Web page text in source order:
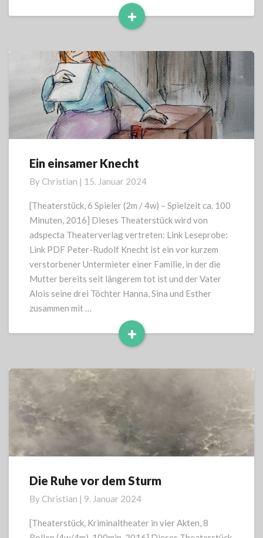
+
Read
Ein
Knecht
Ein einsamer Knecht
By Christian | 15. Januar 2024
[Theaterstück, 6 Spieler (2m / 4w) – Spielzeit ca. 100
Minuten, 2016] Dieses Theaterstück wird von
adspecta Theaterverlag vertreten: Link Leseprobe:
Link PDF Peter-Rudolf Knecht ist ein vor kurzem
verstorbener Untermieter einer Familie, in der die
Mutter bereits seit längerem tot ist und der Vater
Alois seine drei Töchter Hanna, Sina und Esther
zusammen mit …
+
Read
Die
vor
dem
Sturm
Die Ruhe vor dem Sturm
By Christian | 9. Januar 2024
[Theaterstück, Kriminaltheater in vier Akten, 8